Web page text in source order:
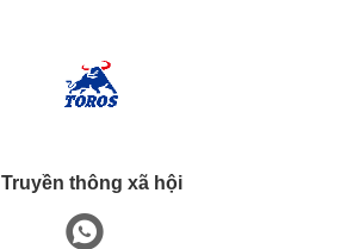
Truyền thông xã hội